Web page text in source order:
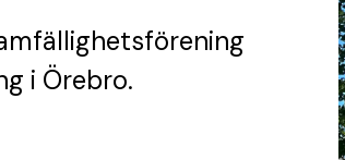
i Örebro.